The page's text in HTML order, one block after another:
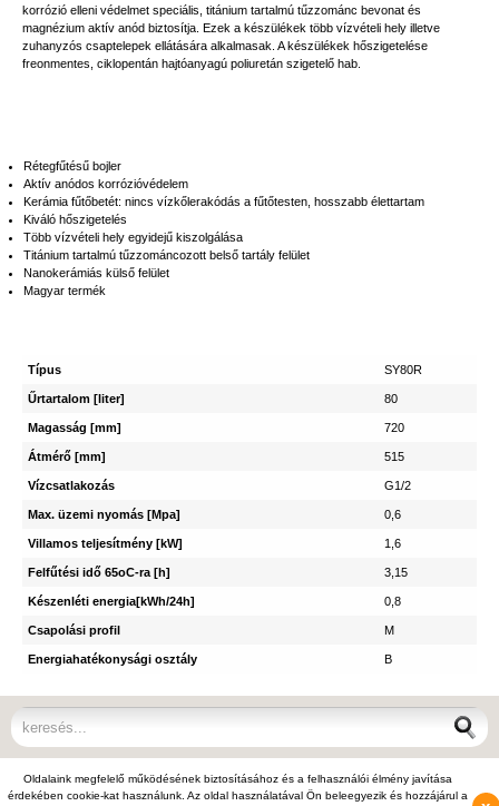
Oldalaink megfelelő működésének biztosításához és a felhasználói élmény javítása
érdekében cookie-kat használunk. Az oldal használatával Ön beleegyezik és hozzájárul a
korrózió elleni védelmet speciális, titánium tartalmú tűzzománc bevonat és
magnézium aktív anód biztosítja. Ezek a készülékek több vízvételi hely illetve
zuhanyzós csaptelepek ellátására alkalmasak. A készülékek hőszigetelése
freonmentes, ciklopentán hajtóanyagú poliuretán szigetelő hab.
Rétegfűtésű bojler
Aktív anódos korrózióvédelem
Kerámia fűtőbetét: nincs vízkőlerakódás a fűtőtesten, hosszabb élettartam
Kiváló hőszigetelés
Több vízvételi hely egyidejű kiszolgálása
Titánium tartalmú tűzzománcozott belső tartály felület
Nanokerámiás külső felület
Magyar termék
Típus SY80R
Űrtartalom [liter] 80
Magasság [mm] 720
Átmérő [mm] 515
Vízcsatlakozás G1/2
Max. üzemi nyomás [Mpa] 0,6
Villamos teljesítmény [kW] 1,6
Felfűtési idő 65oC-ra [h] 3,15
Készenléti energia[kWh/24h] 0,8
Csapolási profil M
Energiahatékonysági osztály B
© 2012 - 2026 Kazán Kereső - +36-70-703-8112, +36-1-397-0007 -info@kazankereso.hu
Váltás teljes nézetre